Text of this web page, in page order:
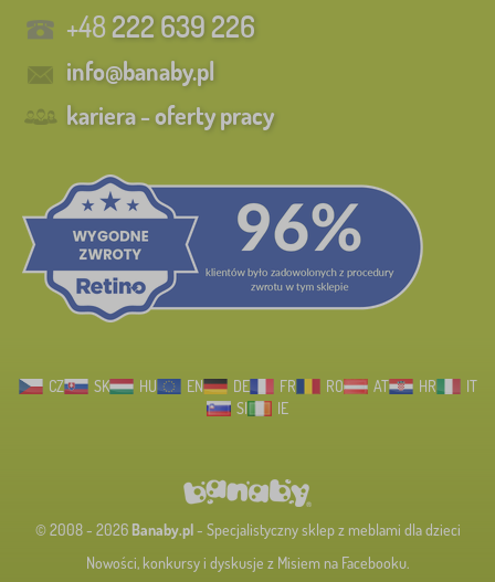
+48222 639 226
info@banaby.pl
kariera - oferty pracy
CZ SK HU EN DE FR RO AT HR
IT
SI
IE
© 2008 - 2026 Banaby.pl- Specjalistyczny sklep z meblami dla dzieci
Nowości, konkursy i dyskusje z Misiem na Facebooku.